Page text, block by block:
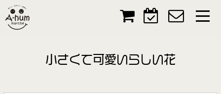
小さくて可愛いらしい花